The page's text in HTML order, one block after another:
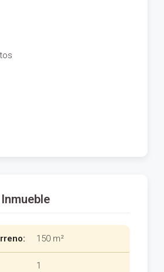
150 m²
1